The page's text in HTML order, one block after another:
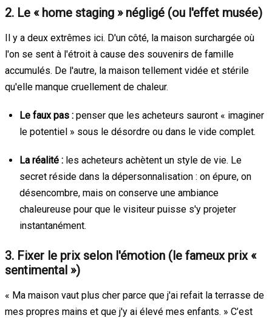
2. Le « home staging » négligé (ou l'effet musée)
Il y a deux extrêmes ici. D'un côté, la maison surchargée où
l'on se sent à l'étroit à cause des souvenirs de famille
accumulés. De l'autre, la maison tellement vidée et stérile
qu'elle manque cruellement de chaleur.
Le faux pas : penser que les acheteurs sauront « imaginer
le potentiel » sous le désordre ou dans le vide complet.
La réalité : les acheteurs achètent un style de vie. Le
secret réside dans la dépersonnalisation : on épure, on
désencombre, mais on conserve une ambiance
chaleureuse pour que le visiteur puisse s'y projeter
instantanément.
3. Fixer le prix selon l'émotion (le fameux prix «
sentimental »)
« Ma maison vaut plus cher parce que j'ai refait la terrasse de
mes propres mains et que j'y ai élevé mes enfants. » C’est